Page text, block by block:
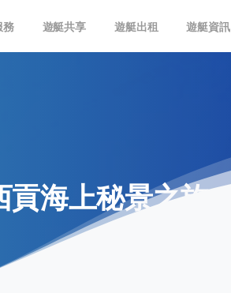
務 遊艇共享 遊艇出租 遊艇資訊
貢海上秘景之旅